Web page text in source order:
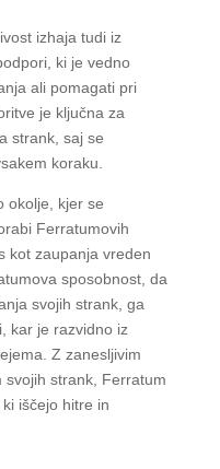
izhaja tudi iz
ki je vedno
ali pomagati pri
je ključna za
strank, saj se
koraku.
okolje, kjer se
Ferratumovih
kot zaupanja vreden
sposobnost, da
svojih strank, ga
kar je razvidno iz
Z zanesljivim
svojih strank, Ferratum
iščejo hitre in